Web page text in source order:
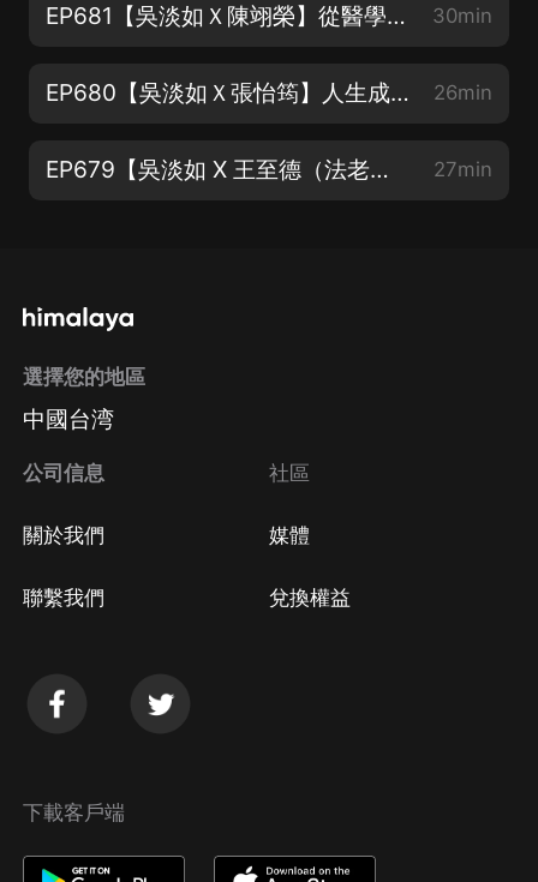
Thomson，提供三百臺迎接新夏天，熱風變冷風！真DC
菌！ 限時連結請看 https://gbf.tw/xqshe
EP681【吳淡如Ｘ陳翊榮】從醫學系轉到經濟系 立志把臺灣茶銷往全球 30min
EP680【吳淡如Ｘ張怡筠】人生成就高低決定在情商！ 26min
EP679【吳淡如 X 王至德（法老王律師）X席耶娜 】一旦借錢永不翻身？80萬變2500萬的滾雪球故事。 27min
選擇您的地區
中國台湾
公司信息
關於我們
聯繫我們
社區
媒體
兌換權益
下載客戶端